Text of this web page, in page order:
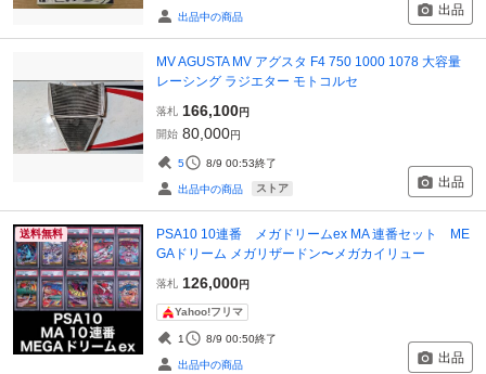
出品中の商品 出品
MV AGUSTA MV アグスタ F4 750 1000 1078 大容量
レーシング ラジエター モトコルセ
落札 166,100円
開始 80,000円
5 8/9 00:53終了
出品中の商品 ストア 出品
送料無料
PSA10 10連番 メガドリームex MA 連番セット ME
GAドリーム メガリザードン〜メガカイリュー
落札 126,000円
Yahoo!フリマ
1 8/9 00:50終了
出品中の商品 出品